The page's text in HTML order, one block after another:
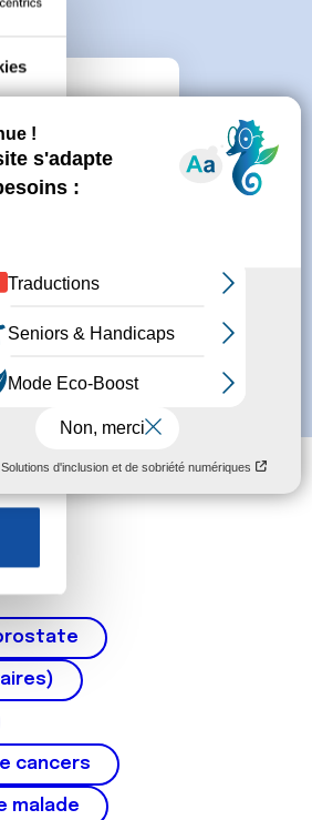
de
«
compte.
cancers
malade